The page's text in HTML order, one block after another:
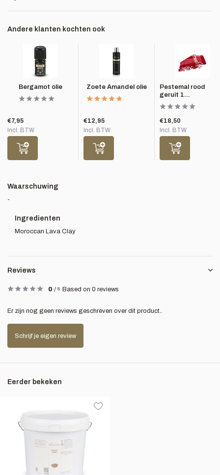
Andere klanten kochten ook
Bergamot olie
€7,95
Incl. BTW
Zoete Amandel olie
€12,95
Incl. BTW
Pestemal rood
geruit 1...
€18,50
Incl. BTW
Waarschuwing
-
Ingredienten
Moroccan Lava Clay
Reviews
0 / 5 Based on 0 reviews
Er zijn nog geen reviews geschreven over dit product..
Schrijf je eigen review
Eerder bekeken